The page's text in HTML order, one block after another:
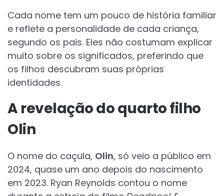
Cada nome tem um pouco de história familiar
e reflete a personalidade de cada criança,
segundo os pais. Eles não costumam explicar
muito sobre os significados, preferindo que
os filhos descubram suas próprias
identidades.
A revelação do quarto filho
Olin
O nome do caçula, Olin, só veio a público em
2024, quase um ano depois do nascimento
em 2023. Ryan Reynolds contou o nome